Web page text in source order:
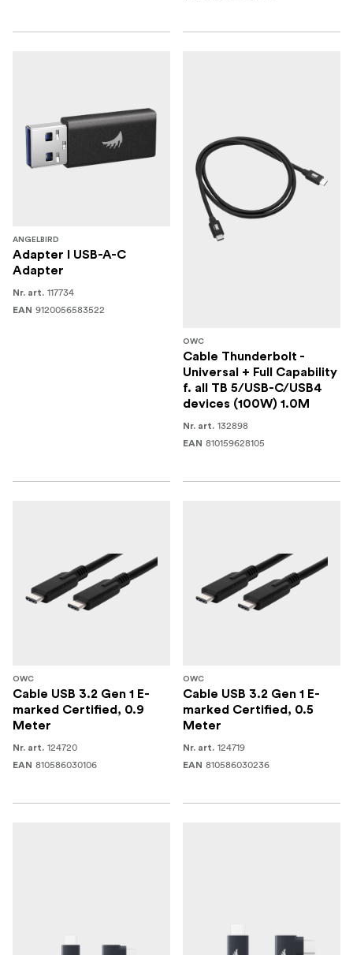
ANGELBIRD
Adapter I USB-A-C
Adapter
Nr. art. 117734
EAN 9120056583522
OWC
Cable Thunderbolt -
Universal + Full Capability
f. all TB 5/USB-C/USB4
devices (100W) 1.0M
Nr. art. 132898
EAN 810159628105
OWC
Cable USB 3.2 Gen 1 E-
marked Certified, 0.9
Meter
Nr. art. 124720
EAN 810586030106
OWC
Cable USB 3.2 Gen 1 E-
marked Certified, 0.5
Meter
Nr. art. 124719
EAN 810586030236